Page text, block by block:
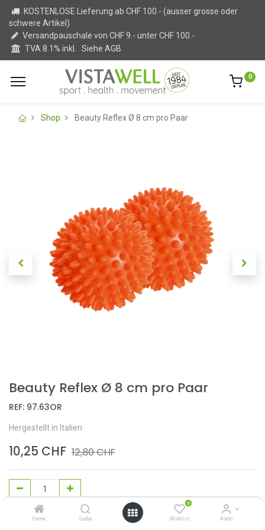
Home Suche
0
Wishlist Konto
KOSTENLOSE Lieferung ab CHF 100.- (ausser grosse oder
schwere Artikel)
Versandpauschale von CHF 9.- unter CHF 100.-
TVA 8.1% inkl. Siehe AGB
0
Shop Beauty Reflex Ø 8 cm pro Paar
Beauty Reflex Ø 8 cm pro Paar
REF: 97.63OR
Hergestellt in Italien
10,25 CHF 12,80CHF
In den Warenkorb